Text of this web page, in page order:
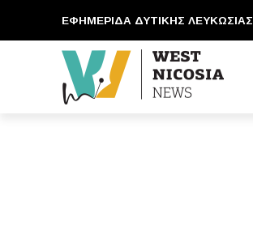
ΕΦΗΜΕΡΙΔΑ ΔΥΤΙΚΗΣ ΛΕΥΚΩΣΙΑΣ